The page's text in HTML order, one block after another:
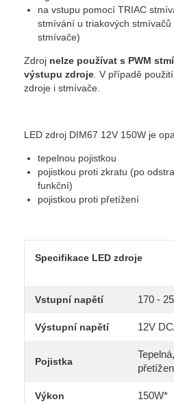
na vstupu pomocí TRIAC
stmívání u triakových stmívačů
stmívače)
Zdroj nelze používat s PWM
výstupu zdroje . V případě
zdroje i stmívače.
LED zdroj DIM67 12V 150W je
tepelnou pojistkou
pojistkou proti zkratu (po
funkční)
pojistkou proti přetížení
Specifikace LED zdroje
Vstupní napětí 170 -
Výstupní napětí 12V
Pojistka
Výkon 150W*